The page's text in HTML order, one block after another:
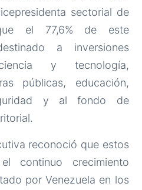
sectorial de
el 77,6% de este
a inversiones
y tecnología,
públicas, educación,
y al fondo de
reconoció que estos
continuo crecimiento
por Venezuela en los